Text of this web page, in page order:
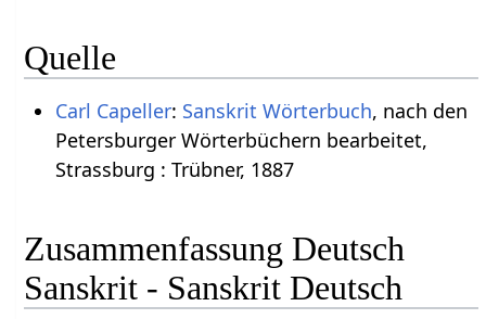
Quelle
Carl Capeller: Sanskrit Wörterbuch, nach den
Petersburger Wörterbüchern bearbeitet,
Strassburg : Trübner, 1887
Zusammenfassung Deutsch
Sanskrit - Sanskrit Deutsch